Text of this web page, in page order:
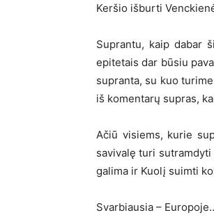
Keršio išburti
Suprantu, kaip dabar
epitetais dar būsiu
supranta, su kuo
iš komentarų supras,
Ačiū visiems, kurie
savivalę turi
galima ir Kuolį suimti
Svarbiausia –